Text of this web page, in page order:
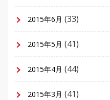
2015年6月 (33)
2015年5月 (41)
2015年4月 (44)
2015年3月 (41)